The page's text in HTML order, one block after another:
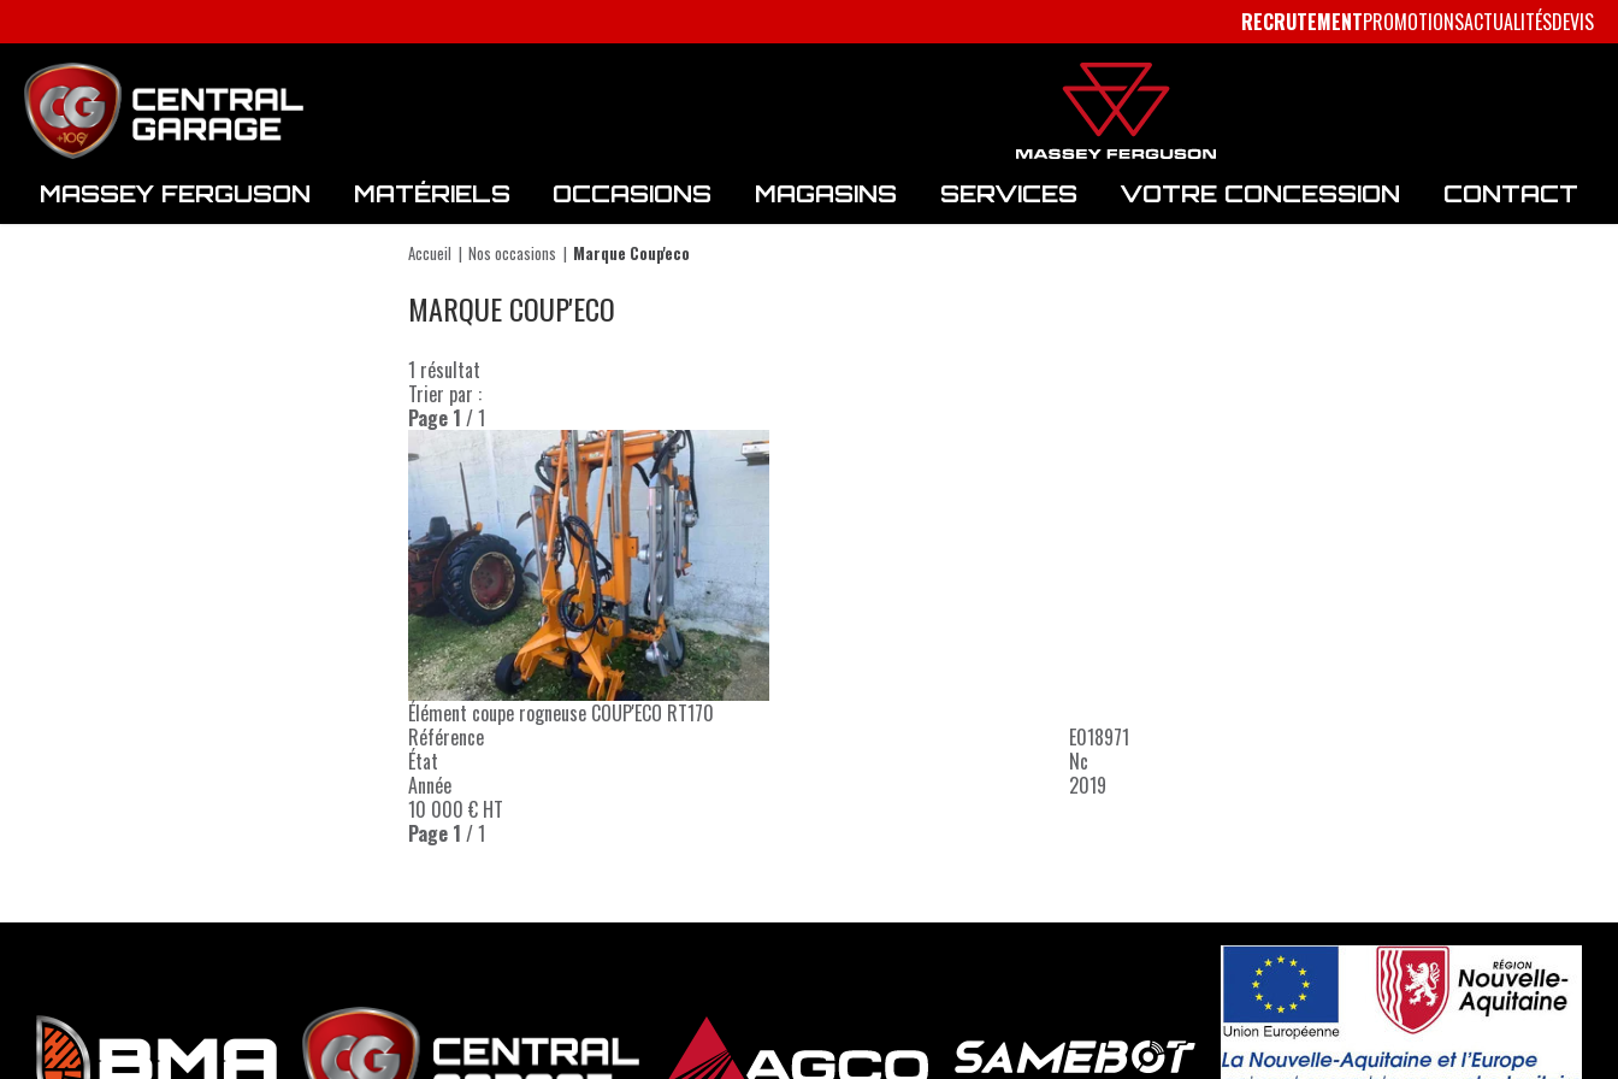
RECRUTEMENTPROMOTIONSACTUALITÉSDEVIS
MASSEY FERGUSON MATÉRIELS OCCASIONS MAGASINS SERVICES VOTRE CONCESSION CONTACT
Accueil Nos occasions Marque Coup'eco
MARQUE COUP'ECO
1 résultat
Trier par :
Page 1 / 1
Élément coupe rogneuse COUP'ECO RT170
Référence
E018971
État
Nc
Année
2019
10 000 € HT
Page 1 / 1